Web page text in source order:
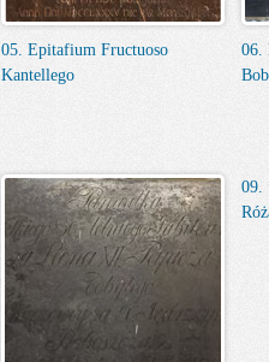
05. Epitafium Fructuoso
Kantellego
06.
09.